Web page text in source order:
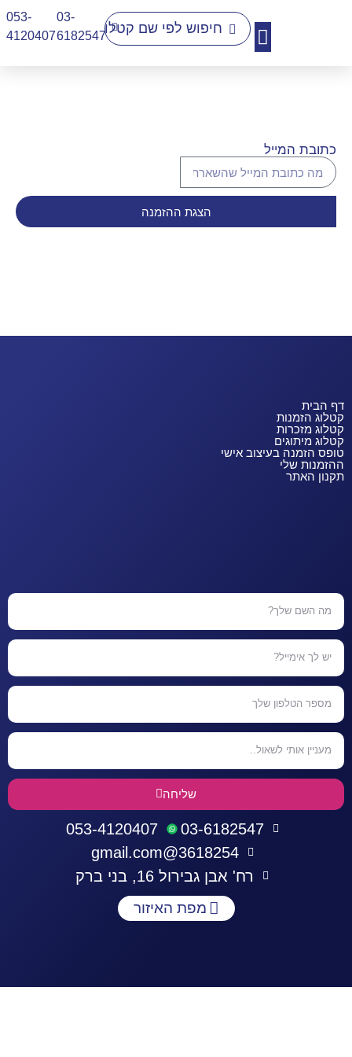
03-
6182547
053-
4120407​
כתובת המייל
הצגת ההזמנה
דף הבית
קטלוג הזמנות
קטלוג מזכרות
קטלוג מיתוגים
טופס הזמנה בעיצוב אישי
ההזמנות שלי
תקנון האתר
שליחה
03-6182547
053-4120407
3618254@gmail.com
רח' אבן גבירול 16, בני ברק
מפת האיזור